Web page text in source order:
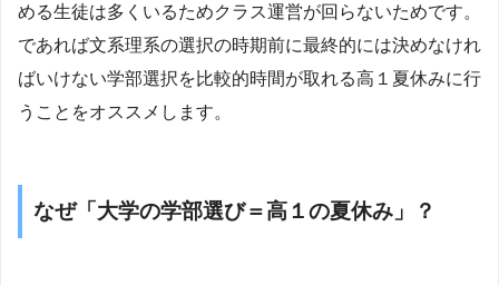
める生徒は多くいるためクラス運営が回らないためです。
であれば文系理系の選択の時期前に最終的には決めなけれ
ばいけない学部選択を比較的時間が取れる高１夏休みに行
うことをオススメします。
なぜ「大学の学部選び＝高１の夏休み」？